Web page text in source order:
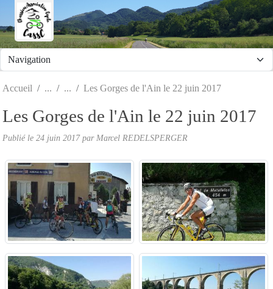
Accueil Les Gorges de l'Ain le 22 juin 2017
Les Gorges de l'Ain le 22 juin 2017
Publié le 24 juin 2017par Marcel REDELSPERGER
Panneau de gestion des cookies